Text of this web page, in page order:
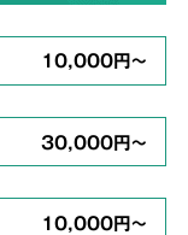
真心を
込めて対応
寄り添い、
10,000円～
30,000円～
10,000円～